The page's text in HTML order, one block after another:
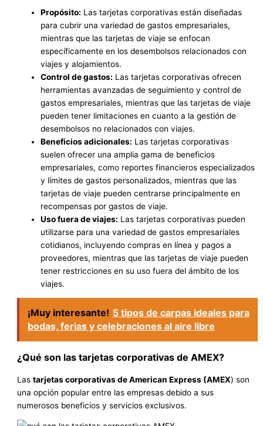
Propósito: Las tarjetas corporativas están diseñadas
para cubrir una variedad de gastos empresariales,
mientras que las tarjetas de viaje se enfocan
específicamente en los desembolsos relacionados con
viajes y alojamientos.
Control de gastos: Las tarjetas corporativas ofrecen
herramientas avanzadas de seguimiento y control de
gastos empresariales, mientras que las tarjetas de viaje
pueden tener limitaciones en cuanto a la gestión de
desembolsos no relacionados con viajes.
Beneficios adicionales: Las tarjetas corporativas
suelen ofrecer una amplia gama de beneficios
empresariales, como reportes financieros especializados
y límites de gastos personalizados, mientras que las
tarjetas de viaje pueden centrarse principalmente en
recompensas por gastos de viaje.
Uso fuera de viajes: Las tarjetas corporativas pueden
utilizarse para una variedad de gastos empresariales
cotidianos, incluyendo compras en línea y pagos a
proveedores, mientras que las tarjetas de viaje pueden
tener restricciones en su uso fuera del ámbito de los
viajes.
¡Muy interesante! 5 tipos de carpas ideales para
bodas, ferias y celebraciones al aire libre
¿Qué son las tarjetas corporativas de AMEX?
Lastarjetas corporativas de American Express (AMEX) son
una opción popular entre las empresas debido a sus
numerosos beneficios y servicios exclusivos.